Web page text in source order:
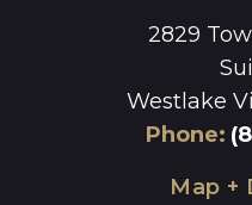
2829
Westlake
Phone:
Map +